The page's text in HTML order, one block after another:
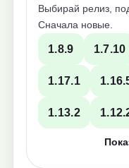
Выбирай релиз,
Сначала новые.
1.8.9 1.7.10
1.17.1
1.13.2